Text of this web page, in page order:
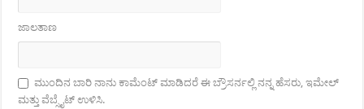
ಜಾಲತಾಣ
ಮುಂದಿನ ಬಾರಿ ನಾನು ಕಾಮೆಂಟ್ ಮಾಡಿದರೆ ಈ ಬ್ರೌಸರ್ನಲ್ಲಿ ನನ್ನ ಹೆಸರು, ಇಮೇಲ್
ಮತ್ತು ವೆಬ್ಸೈಟ್ ಉಳಿಸಿ.